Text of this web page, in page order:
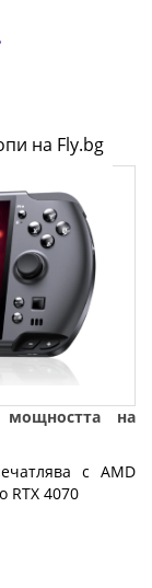
на Fly.bg
на
с AMD
RTX 4070